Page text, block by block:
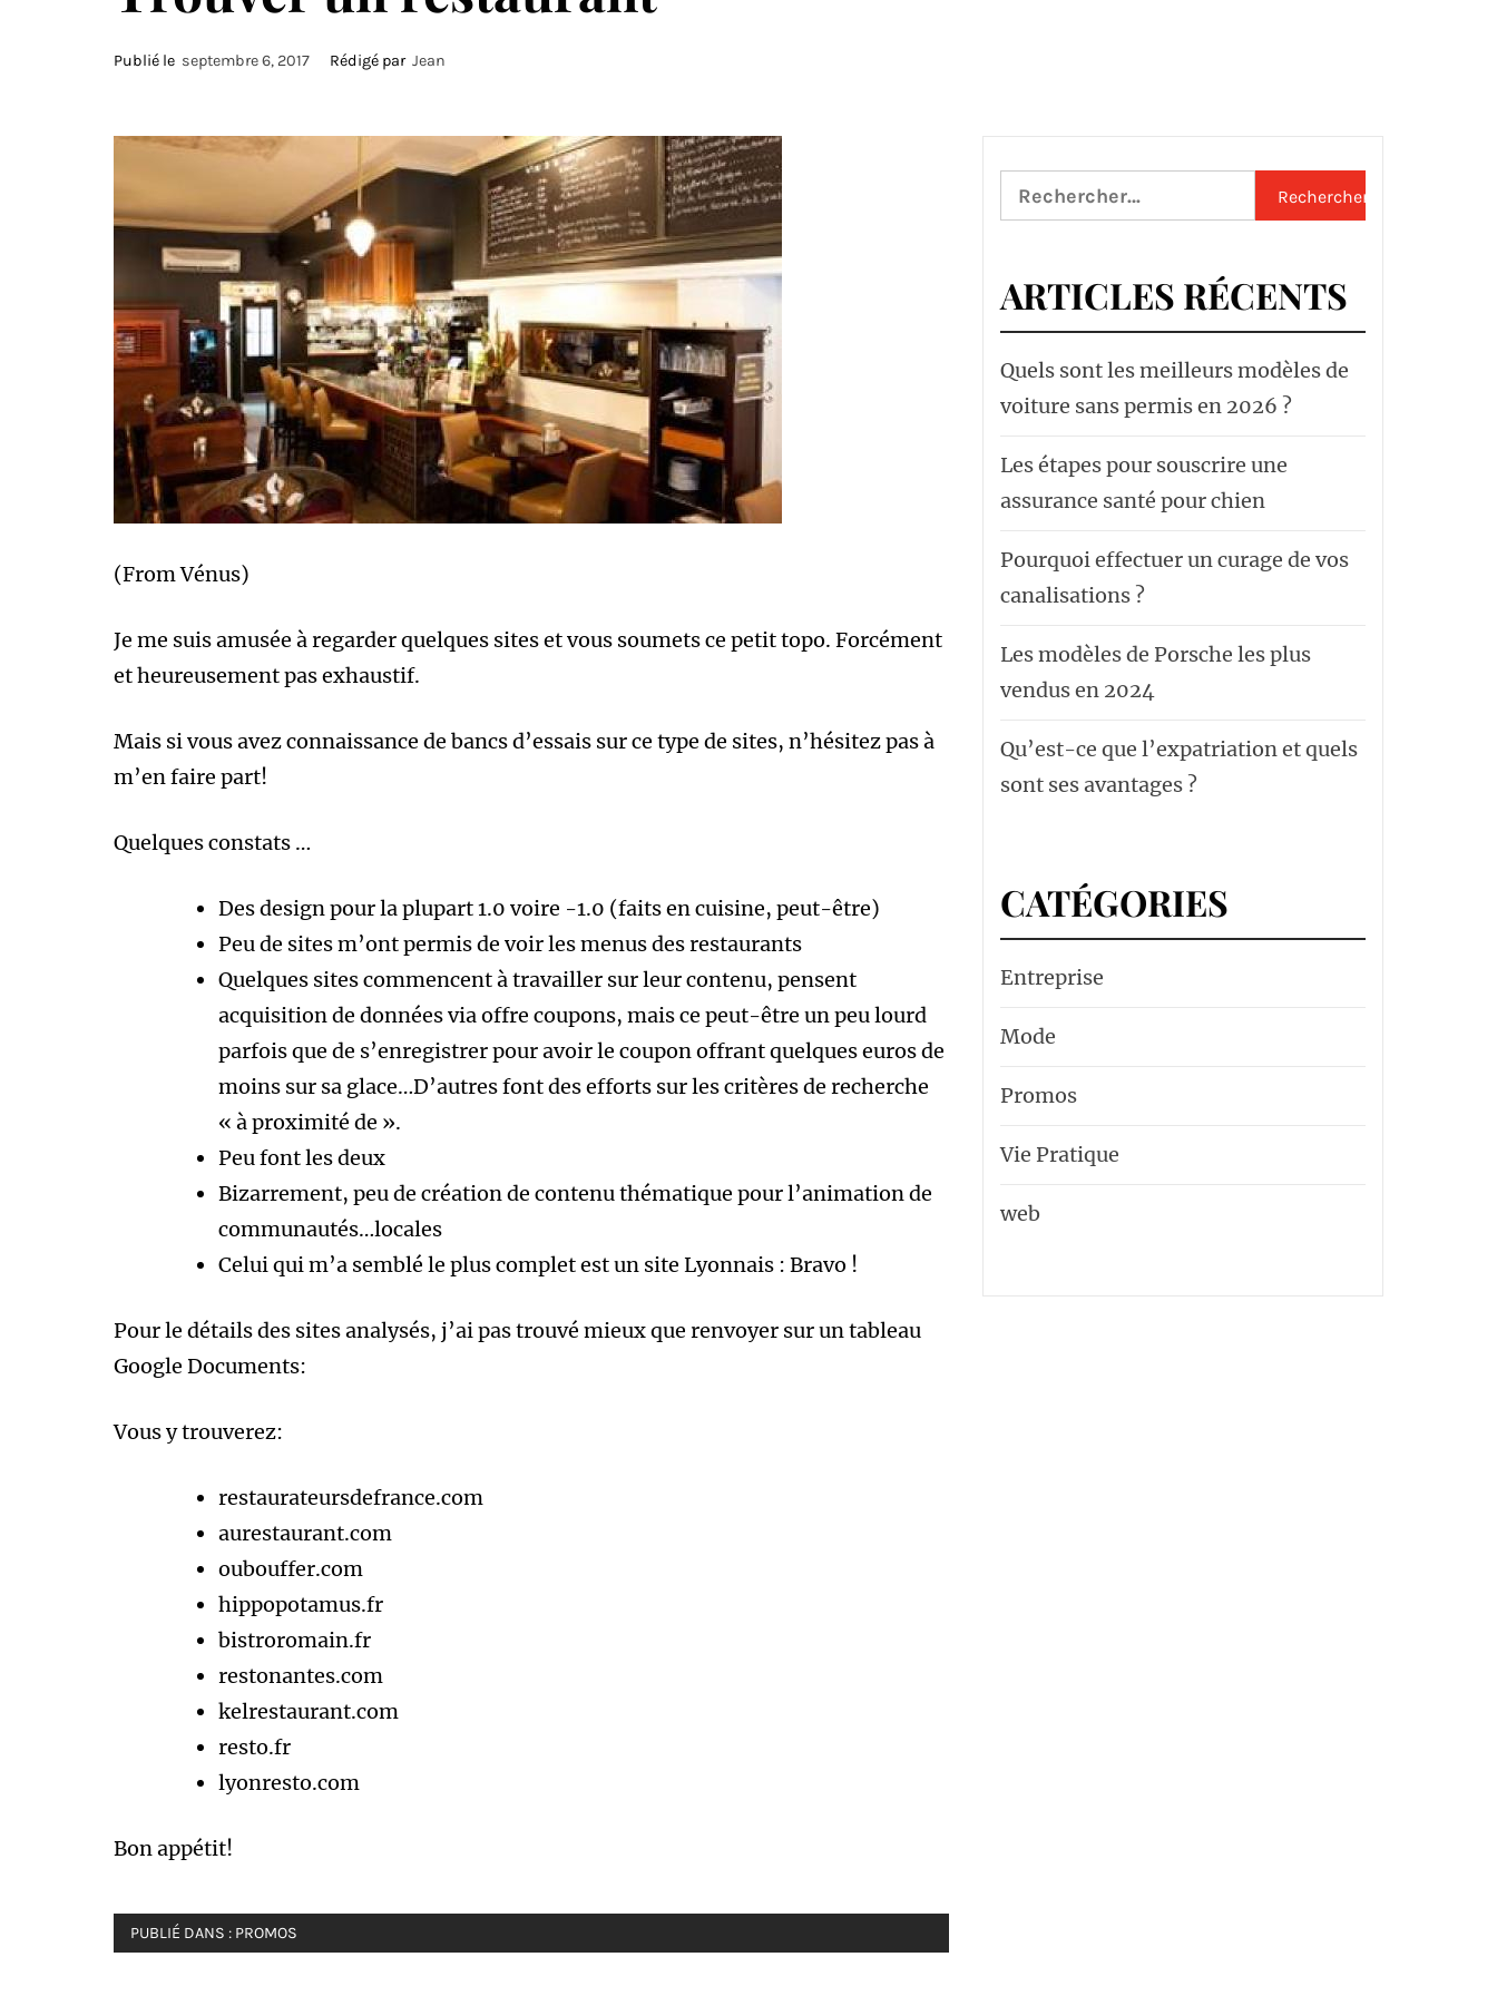
Publié le septembre 6, 2017 Rédigé par Jean
(From Vénus)
Je me suis amusée à regarder quelques sites et vous soumets ce petit topo. Forcément
et heureusement pas exhaustif.
Mais si vous avez connaissance de bancs d’essais sur ce type de sites, n’hésitez pas à
m’en faire part!
Quelques constats …
Des design pour la plupart 1.0 voire -1.0 (faits en cuisine, peut-être)
Peu de sites m’ont permis de voir les menus des restaurants
Quelques sites commencent à travailler sur leur contenu, pensent
acquisition de données via offre coupons, mais ce peut-être un peu lourd
parfois que de s’enregistrer pour avoir le coupon offrant quelques euros de
moins sur sa glace…D’autres font des efforts sur les critères de recherche
« à proximité de ».
Peu font les deux
Bizarrement, peu de création de contenu thématique pour l’animation de
communautés…locales
Celui qui m’a semblé le plus complet est un site Lyonnais : Bravo !
Pour le détails des sites analysés, j’ai pas trouvé mieux que renvoyer sur un tableau
Google Documents:
Vous y trouverez:
restaurateursdefrance.com
aurestaurant.com
oubouffer.com
hippopotamus.fr
bistroromain.fr
restonantes.com
kelrestaurant.com
resto.fr
lyonresto.com
Bon appétit!
PUBLIÉ DANS : PROMOS
Rechercher :
ARTICLES RÉCENTS
Quels sont les meilleurs modèles de
voiture sans permis en 2026 ?
Les étapes pour souscrire une
assurance santé pour chien
Pourquoi effectuer un curage de vos
canalisations ?
Les modèles de Porsche les plus
vendus en 2024
Qu’est-ce que l’expatriation et quels
sont ses avantages ?
CATÉGORIES
Entreprise
Mode
Promos
Vie Pratique
web